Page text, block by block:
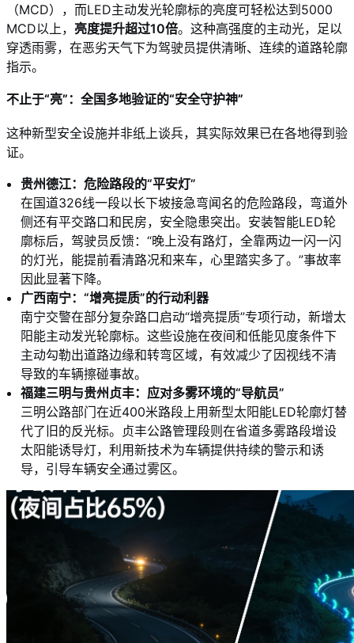
（MCD），而LED主动发光轮廓标的亮度可轻松达到5000
MCD以上， 亮度提升超过10倍。这种高强度的主动光，足以
穿透雨雾，在恶劣天气下为驾驶员提供清晰、连续的道路轮廓
指示。
不止于“亮”：全国多地验证的“安全守护神”
这种新型安全设施并非纸上谈兵，其实际效果已在各地得到验
证。
贵州德江：危险路段的“平安灯”
在国道326线一段以长下坡接急弯闻名的危险路段，弯道外
侧还有平交路口和民房，安全隐患突出。安装智能LED轮
廓标后，驾驶员反馈：“晚上没有路灯，全靠两边一闪一闪
的灯光，能提前看清路况和来车，心里踏实多了。”事故率
因此显著下降。
广西南宁：“增亮提质”的行动利器
南宁交警在部分复杂路口启动“增亮提质”专项行动，新增太
阳能主动发光轮廓标。这些设施在夜间和低能见度条件下
主动勾勒出道路边缘和转弯区域，有效减少了因视线不清
导致的车辆擦碰事故。
福建三明与贵州贞丰：应对多雾环境的“导航员”
三明公路部门在近400米路段上用新型太阳能LED轮廓灯替
代了旧的反光标。贞丰公路管理段则在省道多雾路段增设
太阳能诱导灯，利用新技术为车辆提供持续的警示和诱
导，引导车辆安全通过雾区。